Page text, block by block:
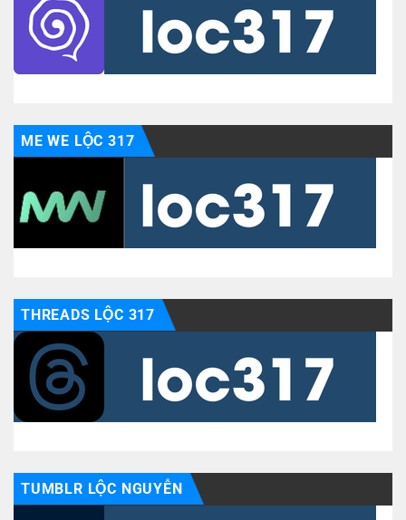
ME WE LỘC 317
THREADS LỘC 317
TUMBLR LỘC NGUYỄN